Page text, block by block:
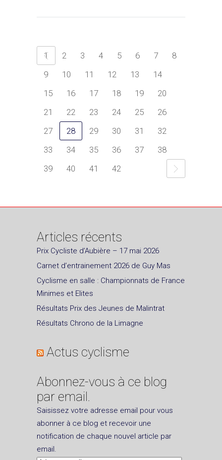
1 2 3 4 5 6 7
8
9
10 11 12 13
14
15
16 17 18 19
20
21
22 23 24 25
26
27
28 29 30 31
32
33
34 35 36 37
38
39
40 41 42
Articles récents
Prix Cycliste d’Aubière – 17 mai 2026
Carnet d’entrainement 2026 de Guy Mas
Cyclisme en salle : Championnats de France
Minimes et Elites
Résultats Prix des Jeunes de Malintrat
Résultats Chrono de la Limagne
Actus cyclisme
Abonnez-vous à ce blog
par email.
Saisissez votre adresse email pour vous
abonner à ce blog et recevoir une
notification de chaque nouvel article par
email.